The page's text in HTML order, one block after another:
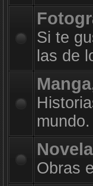
Si te
las de
mundo.
Obras